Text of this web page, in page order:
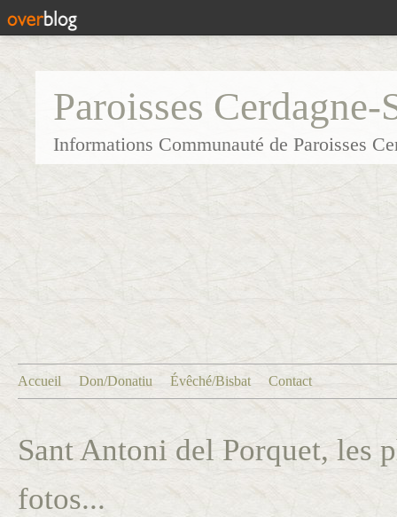
Paroisses
Informations Communauté de Paroisses
Accueil Don/Donatiu Évêché/Bisbat Contact
Sant Antoni del Porquet, les
fotos...